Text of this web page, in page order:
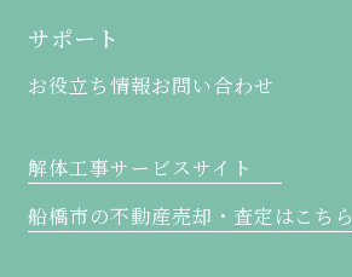
サポート
お役立ち情報お問い合わせ
解体工事サービスサイト
船橋市の不動産売却・査定はこちら